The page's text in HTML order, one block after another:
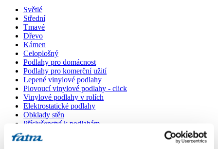
Světlé
Střední
Tmavé
Dřevo
Kámen
Celoplošný
Podlahy pro domácnost
Podlahy pro komerční užití
Lepené vinylové podlahy
Plovoucí vinylové podlahy - click
Vinylové podlahy v rolích
Elektrostatické podlahy
Obklady stěn
Příslušenství k podlahám
Všechny podlahy